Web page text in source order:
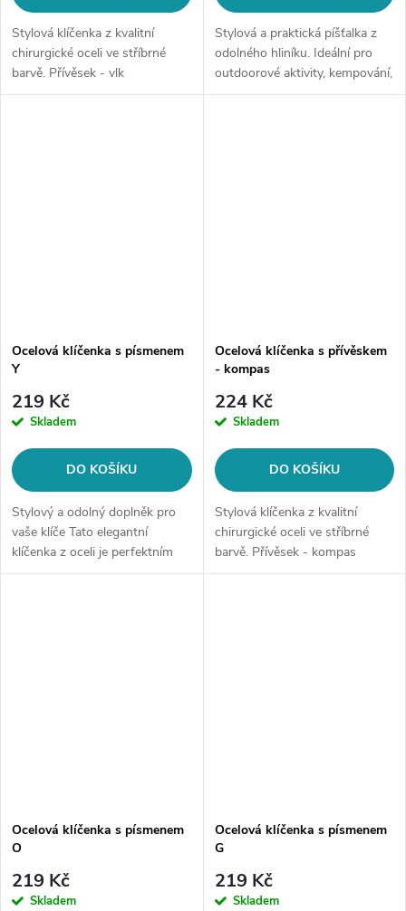
Stylová klíčenka z kvalitní
chirurgické oceli ve stříbrné
barvě. Přívěsek - vlk
Stylová a praktická píšťalka z
odolného hliníku. Ideální pro
outdoorové aktivity, kempování,
turistiku nebo výcvik psů. S
Ocelová klíčenka s písmenem
Y
219 Kč
Skladem
DO KOŠÍKU
Stylový a odolný doplněk pro
vaše klíče Tato elegantní
klíčenka z oceli je perfektním
způsobem, jak si uspořádat
Ocelová klíčenka s přívěskem
- kompas
224 Kč
Skladem
DO KOŠÍKU
Stylová klíčenka z kvalitní
chirurgické oceli ve stříbrné
barvě. Přívěsek - kompas
Ocelová klíčenka s písmenem
O
219 Kč
Skladem
Ocelová klíčenka s písmenem
G
219 Kč
Skladem